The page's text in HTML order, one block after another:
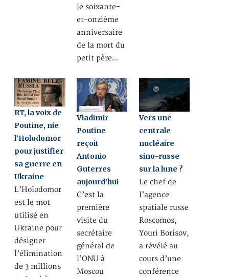
le soixante-
et-onzième
anniversaire
de la mort du
petit père…
RT, la voix de
Poutine, nie
l’Holodomor
pour justifier
sa guerre en
Ukraine
L’Holodomor
est le mot
utilisé en
Ukraine pour
désigner
l’élimination
de 3 millions
Vladimir
Poutine
reçoit
Antonio
Guterres
aujourd’hui
C’est la
première
visite du
secrétaire
général de
l’ONU à
Moscou
Vers une
centrale
nucléaire
sino-russe
sur la lune ?
Le chef de
l’agence
spatiale russe
Roscomos,
Youri Borisov,
a révélé au
cours d’une
conférence